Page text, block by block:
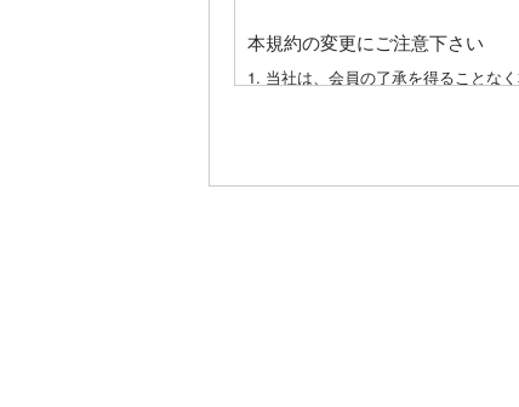
本規約の変更にご注意下さい
1. 当社は、会員の了承を得ることな
2. 前項の変更については、当サイト